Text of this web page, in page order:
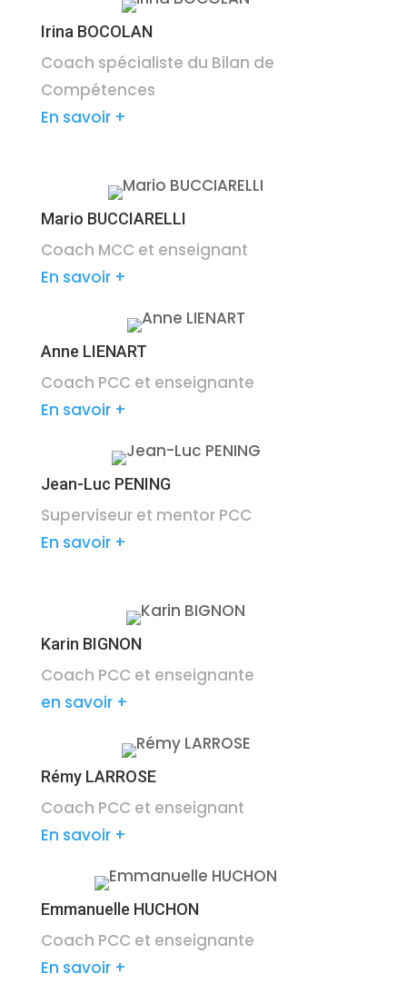
Irina BOCOLAN
Coach spécialiste du Bilan de
Compétences
En savoir +
Mario BUCCIARELLI
Coach MCC et enseignant
En savoir +
Anne LIENART
Coach PCC et enseignante
En savoir +
Jean-Luc PENING
Superviseur et mentor PCC
En savoir +
Karin BIGNON
Coach PCC et enseignante
en savoir +
Rémy LARROSE
Coach PCC et enseignant
En savoir +
Emmanuelle HUCHON
Coach PCC et enseignante
En savoir +